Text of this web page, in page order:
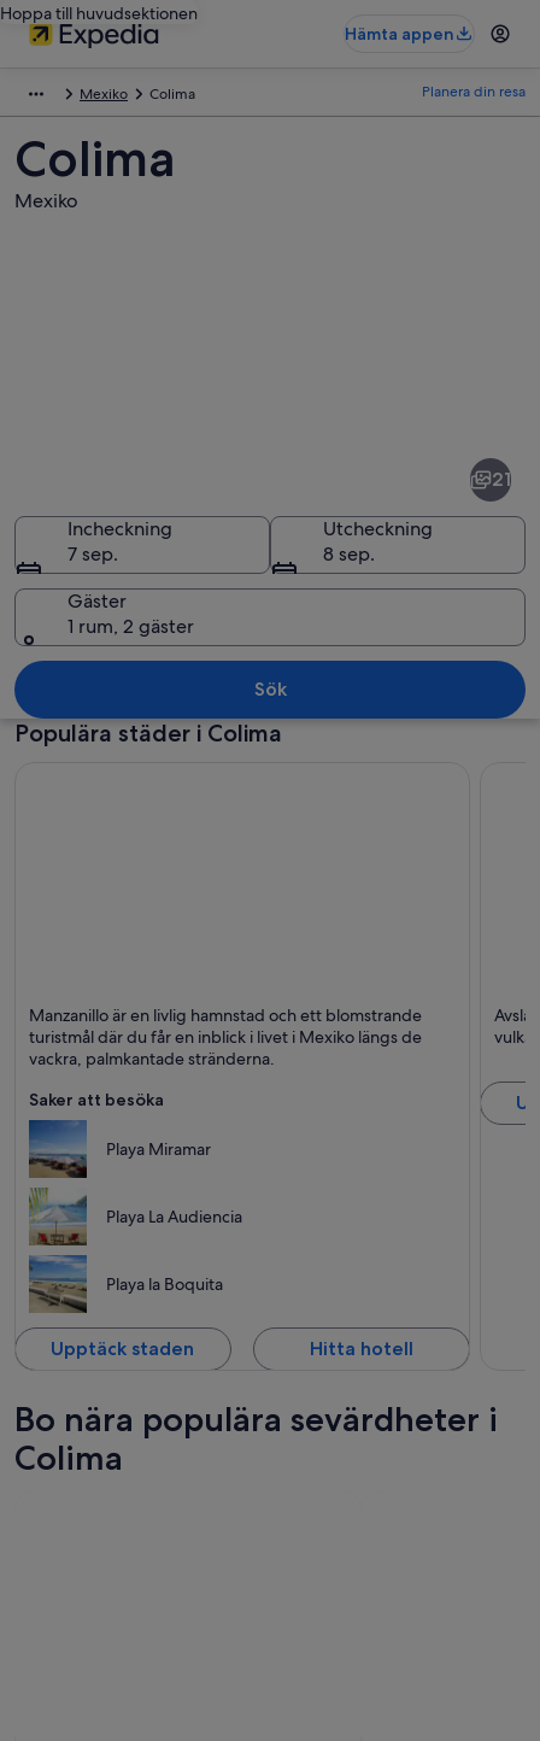
Hoppa till huvudsektionen
Hämta appen
Mexiko Colima Planera din resa
Colima
Mexiko
En kuststad med vita byggnader,
21
Incheckning
7 sep.
Utcheckning
8 sep.
Gäster
1 rum, 2 gäster
Sök
Populära städer i Colima
Stränder, Avkoppling och Simning
Manzanillo är en livlig hamnstad och ett blomstrande
turistmål där du får en inblick i livet i Mexiko längs de
vackra, palmkantade stränderna.
Saker att besöka
Playa Miramar
Playa La Audiencia
Playa la Boquita
Upptäck staden Hitta hotell
Bo nära populära sevärdheter i
Colima